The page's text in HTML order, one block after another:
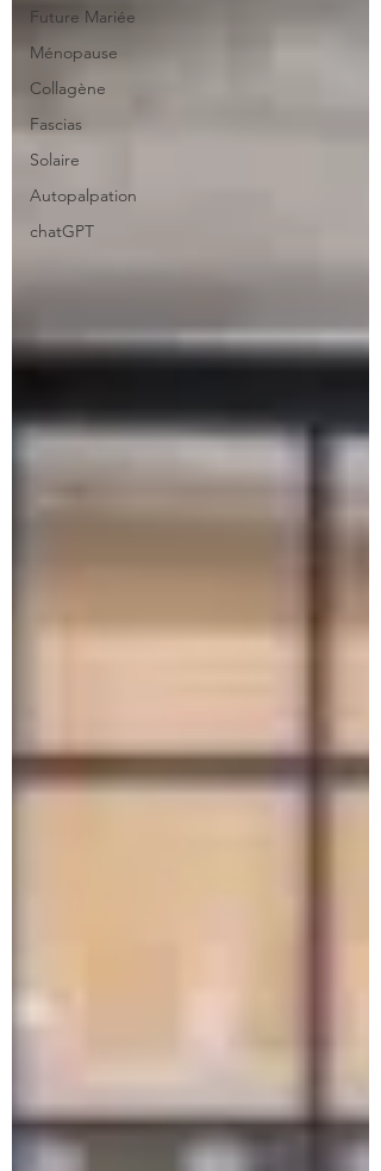
Future Mariée
Ménopause
Collagène
Fascias
Solaire
Autopalpation
chatGPT